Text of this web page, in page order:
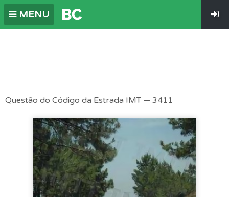
MENU
Questão do Código da Estrada IMT — 3411